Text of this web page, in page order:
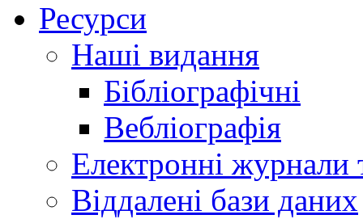
Ресурси
Наші видання
Бібліографічні
Вебліографія
Електронні
Віддалені бази даних